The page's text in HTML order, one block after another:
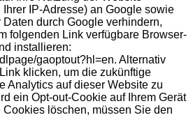
IP-Adresse) an Google sowie
durch Google verhindern,
folgenden Link verfügbare Browser-
installieren:
gaoptout?hl=en. Alternativ
klicken, um die zukünftige
Analytics auf dieser Website zu
ein Opt-out-Cookie auf Ihrem Gerät
löschen, müssen Sie den